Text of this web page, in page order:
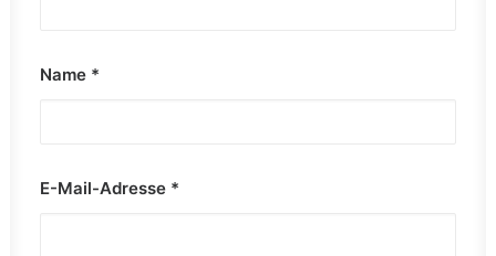
Name *
E-Mail-Adresse *